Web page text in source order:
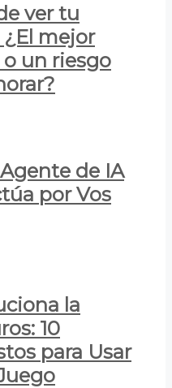
ver tu
mejor
un riesgo
de IA
por Vos
la
10
para Usar